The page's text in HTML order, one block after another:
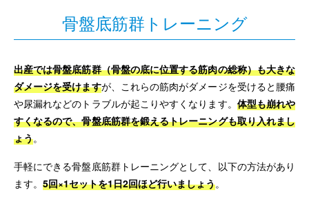
骨盤底筋群トレーニング
出産では骨盤底筋群（骨盤の底に位置する筋肉の総称）も大きな
ダメージを受けますが、これらの筋肉がダメージを受けると腰痛
や尿漏れなどのトラブルが起こりやすくなります。 体型も崩れや
すくなるので、骨盤底筋群を鍛えるトレーニングも取り入れまし
ょう。
手軽にできる骨盤底筋群トレーニングとして、以下の方法があり
ます。 5回×1セットを1日2回ほど行いましょう。